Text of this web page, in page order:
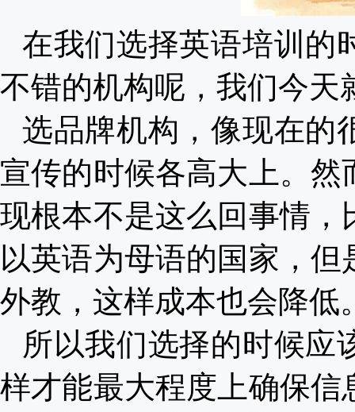
在我们选择英语培训的
不错的机构呢，我们今天
选品牌机构，像现在的
宣传的时候各高大上。
现根本不是这么回事情
以英语为母语的国家，
外教，这样成本也会降低
所以我们选择的时候应
样才能最大程度上确保